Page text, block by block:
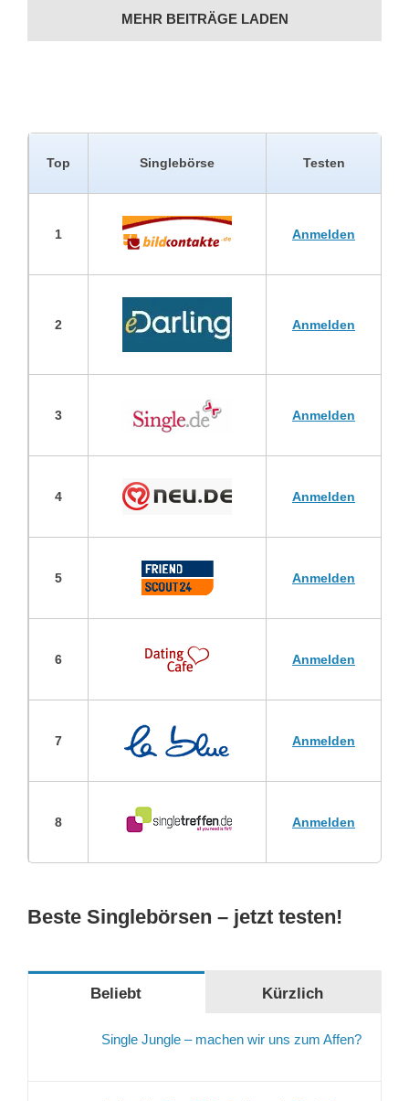
MEHR BEITRÄGE LADEN
Top Singlebörse Testen
1 Anmelden
2 Anmelden
3 Anmelden
4 Anmelden
5 Anmelden
6 Anmelden
7 Anmelden
8 Anmelden
Beste Singlebörsen – jetzt testen!
Beliebt Kürzlich
Single Jungle – machen wir uns zum Affen?